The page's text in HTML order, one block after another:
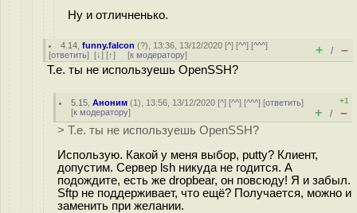
Ну и отличненько.
4.14 ,funny.falcon (?), 13:36, 13/12/2020 [^] [^^] [^^^]
[ответить] [↓] [↑] [к модератору] + / –
Т.е. ты не используешь OpenSSH?
5.15 ,Аноним (1), 13:56, 13/12/2020 [^] [^^] [^^^] [ответить]
[к модератору]
+1
+ / –
> Т.е. ты не используешь OpenSSH?
Использую. Какой у меня выбор, putty? Клиент,
допустим. Сервер lsh никуда не годится. А
подождите, есть же dropbear, он повсюду! Я и забыл.
Sftp не поддерживает, что ещё? Получается, можно и
заменить при желании.